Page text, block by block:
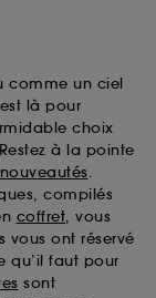
comme un ciel
là pour
choix
à la pointe
nouveautés.
compilés
coffret, vous
vous ont réservé
qu’il faut pour
sont